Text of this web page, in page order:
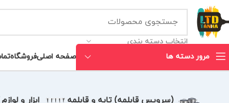
انتخاب دسته بندی
مرور دسته ها صفحه اصلیفروشگاه
(سرویس قابلمه) تابه و قابلمه
ابزار و